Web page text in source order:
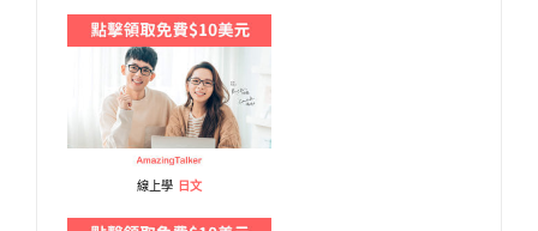
線上學 日文